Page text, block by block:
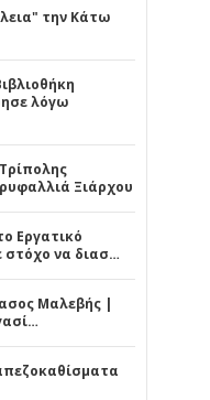
την Κάτω
λόγω
Ξιάρχου
Εργατικό
στόχο να διασ…
Μαλεβής |